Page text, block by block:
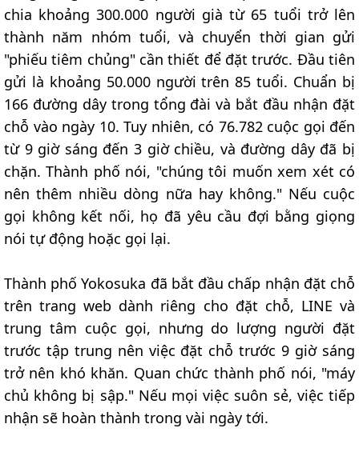
chia khoảng 300.000 người già từ 65 tuổi trở lên
thành năm nhóm tuổi, và chuyển thời gian gửi
"phiếu tiêm chủng" cần thiết để đặt trước. Đầu tiên
gửi là khoảng 50.000 người trên 85 tuổi. Chuẩn bị
166 đường dây trong tổng đài và bắt đầu nhận đặt
chỗ vào ngày 10. Tuy nhiên, có 76.782 cuộc gọi đến
từ 9 giờ sáng đến 3 giờ chiều, và đường dây đã bị
chặn. Thành phố nói, "chúng tôi muốn xem xét có
nên thêm nhiều dòng nữa hay không." Nếu cuộc
gọi không kết nối, họ đã yêu cầu đợi bằng giọng
nói tự động hoặc gọi lại.
Thành phố Yokosuka đã bắt đầu chấp nhận đặt chỗ
trên trang web dành riêng cho đặt chỗ, LINE và
trung tâm cuộc gọi, nhưng do lượng người đặt
trước tập trung nên việc đặt chỗ trước 9 giờ sáng
trở nên khó khăn. Quan chức thành phố nói, "máy
chủ không bị sập." Nếu mọi việc suôn sẻ, việc tiếp
nhận sẽ hoàn thành trong vài ngày tới.